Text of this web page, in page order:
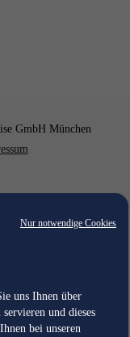
Nur notwendige Cookies
uns Ihnen über
und dieses
bei unseren
GmbH München